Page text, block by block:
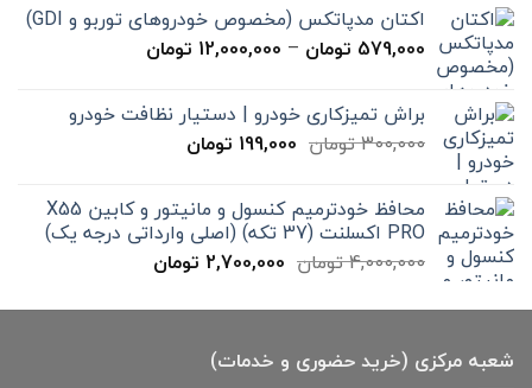
تا
20,000 تومان
اکتان مدپاتکس (مخصوص خودروهای توربو و GDI)
579,000 تومان –
12,000,000 تومان
تا
براش تمیزکاری خودرو | دستیار نظافت خودرو
300,000تومان قیمت
بود.
199,000 تومانقیمت
است. محافظ خودترمیم کنسول و مانیتور و کابین X55
PRO اکسلنت (37 تکه) (اصلی وارداتی درجه یک)
4,000,000تومان قیمت
4,000,000 تومان
2,700,000 تومانقیمت
2,700,000 تومان
شعبه مرکزی (خرید حضوری و خدمات)